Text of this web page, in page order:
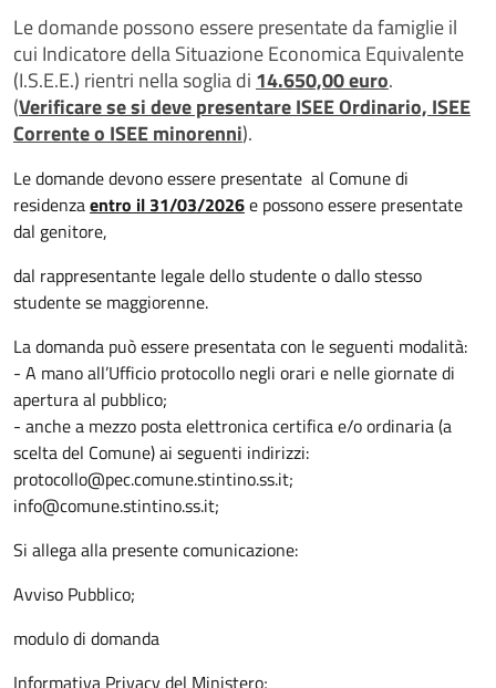
Le domande possono essere presentate da famiglie il
cui Indicatore della Situazione Economica Equivalente
(I.S.E.E.) rientri nella soglia di14.650,00 euro.
(Verificare se si deve presentare ISEE Ordinario, ISEE
Corrente o ISEE minorenni).
Le domande devono essere presentate al Comune di
residenzaentro il 31/03/2026e possonoessere presentate
dal genitore,
dal rappresentante legale dello studente o dallo stesso
studente se maggiorenne.
La domanda può essere presentata con le seguenti modalità:
- A mano all’Ufficio protocollo negli orari e nelle giornate di
apertura al pubblico;
- anche a mezzo posta elettronica certifica e/o ordinaria (a
scelta del Comune) ai seguenti indirizzi:
protocollo@pec.comune.stintino.ss.it;
info@comune.stintino.ss.it;
Si allega alla presente comunicazione:
Avviso Pubblico;
modulo di domanda